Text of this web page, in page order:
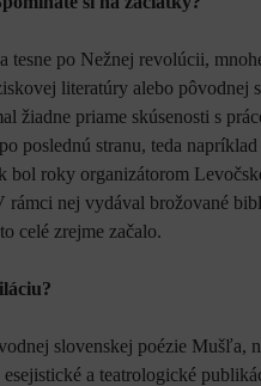
tesne po Nežnej revolúcii,
literatúry alebo pôvodnej
žiadne priame skúsenosti s
poslednú stranu, teda
roky organizátorom
rámci nej vydával brožované
celé zrejme začalo.
slovenskej poézie Mušľa,
a teatrologické